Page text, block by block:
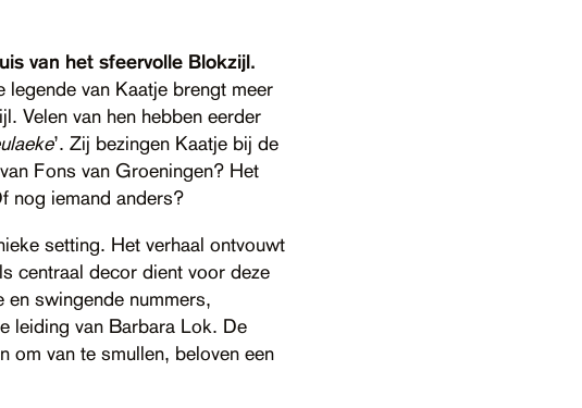
van het sfeervolle Blokzijl.
van Kaatje brengt meer
Velen van hen hebben eerder
’. Zij bezingen Kaatje bij de
Fons van Groeningen? Het
nog iemand anders?
setting. Het verhaal ontvouwt
centraal decor dient voor deze
swingende nummers,
leiding van Barbara Lok. De
om van te smullen, beloven een